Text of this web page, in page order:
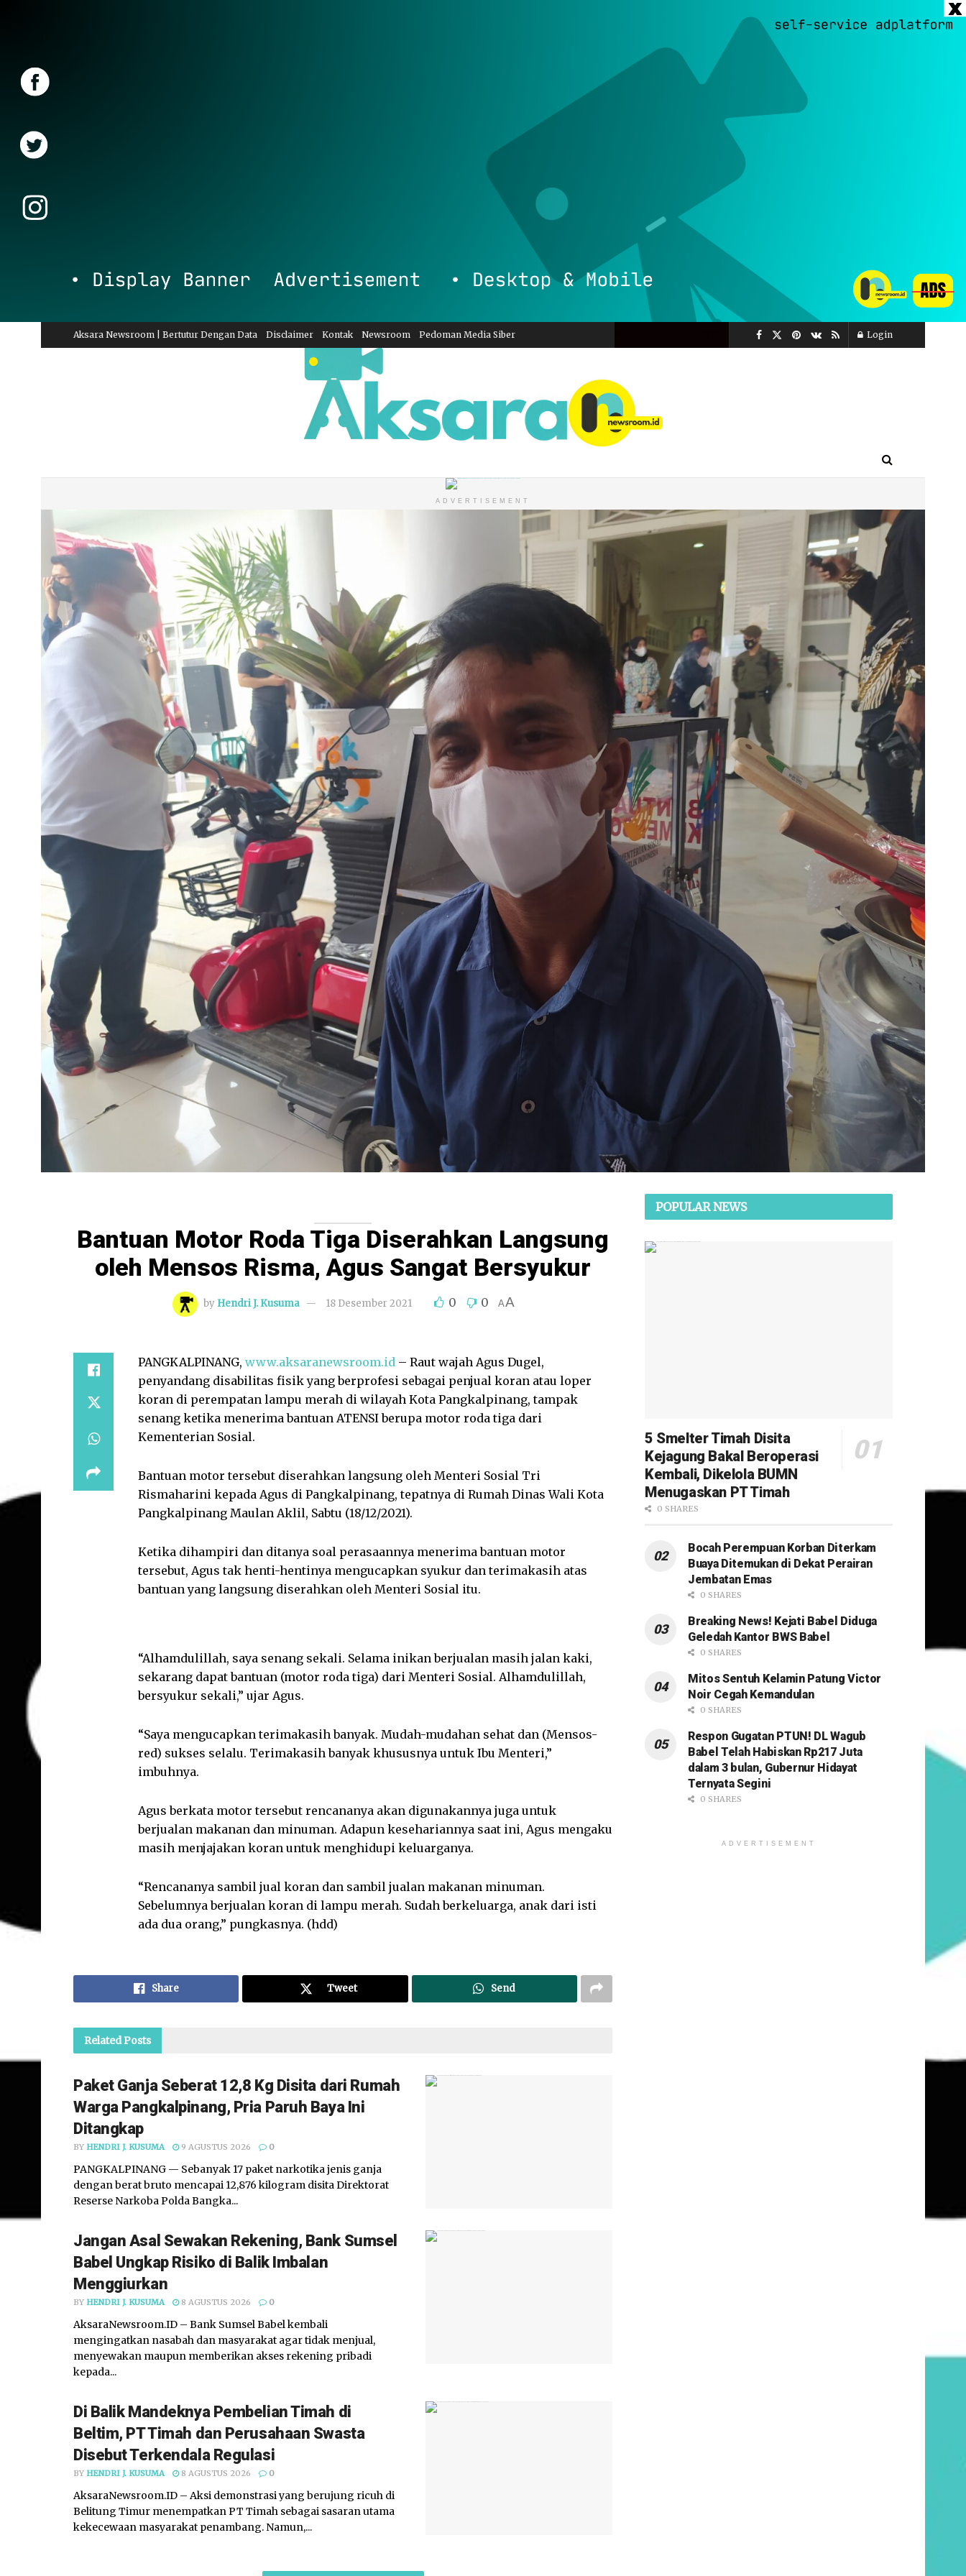
Aksara Newsroom | Bertutur Dengan Data Disclaimer Kontak Newsroom Pedoman Media Siber Login
ADVERTISEMENT
Bantuan Motor Roda Tiga Diserahkan Langsung
oleh Mensos Risma, Agus Sangat Bersyukur
by Hendri J. Kusuma 18 Desember 2021 0 0 AA
PANGKALPINANG, www.aksaranewsroom.id – Raut wajah Agus Dugel,
penyandang disabilitas fisik yang berprofesi sebagai penjual koran atau loper
koran di perempatan lampu merah di wilayah Kota Pangkalpinang, tampak
senang ketika menerima bantuan ATENSI berupa motor roda tiga dari
Kementerian Sosial.
Bantuan motor tersebut diserahkan langsung oleh Menteri Sosial Tri
Rismaharini kepada Agus di Pangkalpinang, tepatnya di Rumah Dinas Wali Kota
Pangkalpinang Maulan Aklil, Sabtu (18/12/2021).
Ketika dihampiri dan ditanya soal perasaannya menerima bantuan motor
tersebut, Agus tak henti-hentinya mengucapkan syukur dan terimakasih atas
bantuan yang langsung diserahkan oleh Menteri Sosial itu.
“Alhamdulillah, saya senang sekali. Selama inikan berjualan masih jalan kaki,
sekarang dapat bantuan (motor roda tiga) dari Menteri Sosial. Alhamdulillah,
bersyukur sekali,” ujar Agus.
“Saya mengucapkan terimakasih banyak. Mudah-mudahan sehat dan (Mensos-
red) sukses selalu. Terimakasih banyak khususnya untuk Ibu Menteri,”
imbuhnya.
Agus berkata motor tersebut rencananya akan digunakannya juga untuk
berjualan makanan dan minuman. Adapun kesehariannya saat ini, Agus mengaku
masih menjajakan koran untuk menghidupi keluarganya.
“Rencananya sambil jual koran dan sambil jualan makanan minuman.
Sebelumnya berjualan koran di lampu merah. Sudah berkeluarga, anak dari isti
ada dua orang,” pungkasnya. (hdd)
Share Tweet Send
RelatedPosts
Paket Ganja Seberat 12,8 Kg Disita dari Rumah
Warga Pangkalpinang, Pria Paruh Baya Ini
Ditangkap
BY HENDRI J. KUSUMA 9 AGUSTUS 2026 0
PANGKALPINANG — Sebanyak 17 paket narkotika jenis ganja
dengan berat bruto mencapai 12,876 kilogram disita Direktorat
Reserse Narkoba Polda Bangka...
Jangan Asal Sewakan Rekening, Bank Sumsel
Babel Ungkap Risiko di Balik Imbalan
Menggiurkan
BY HENDRI J. KUSUMA 8 AGUSTUS 2026 0
AksaraNewsroom.ID – Bank Sumsel Babel kembali
mengingatkan nasabah dan masyarakat agar tidak menjual,
menyewakan maupun memberikan akses rekening pribadi
kepada...
Di Balik Mandeknya Pembelian Timah di
Beltim, PT Timah dan Perusahaan Swasta
Disebut Terkendala Regulasi
BY HENDRI J. KUSUMA 8 AGUSTUS 2026 0
AksaraNewsroom.ID – Aksi demonstrasi yang berujung ricuh di
Belitung Timur menempatkan PT Timah sebagai sasaran utama
kekecewaan masyarakat penambang. Namun,...
POPULAR NEWS
5 Smelter Timah Disita
Kejagung Bakal Beroperasi
Kembali, Dikelola BUMN
Menugaskan PT Timah
0 SHARES
Bocah Perempuan Korban Diterkam
Buaya Ditemukan di Dekat Perairan
Jembatan Emas
0 SHARES
Breaking News! Kejati Babel Diduga
Geledah Kantor BWS Babel
0 SHARES
Mitos Sentuh Kelamin Patung Victor
Noir Cegah Kemandulan
0 SHARES
Respon Gugatan PTUN! DL Wagub
Babel Telah Habiskan Rp217 Juta
dalam 3 bulan, Gubernur Hidayat
Ternyata Segini
0 SHARES
ADVERTISEMENT